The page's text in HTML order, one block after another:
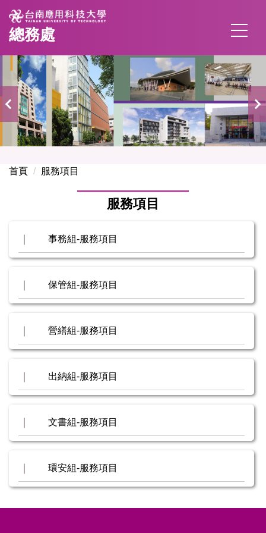
跳
到
主
總務處
首頁 服務項目
服務項目
事務組-服務項目
保管組-服務項目
營繕組-服務項目
出納組-服務項目
文書組-服務項目
環安組-服務項目